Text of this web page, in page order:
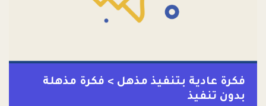
فكرة عادية بتنفيذ مذهل > فكرة مذهلة
بدون تنفيذ